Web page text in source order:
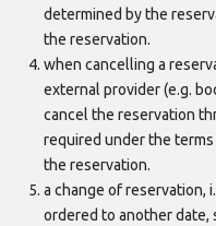
determined by the
the reservation.
when cancelling a
external provider (e.g.
cancel the reservation
required under the
the reservation.
a change of reservation,
ordered to another date,